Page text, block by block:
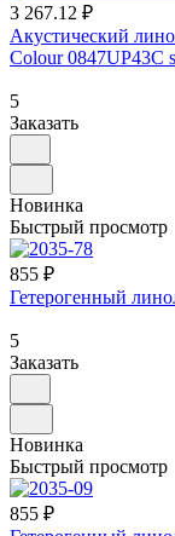
3 267.12 ₽
Акустический
Colour 0847UP43C
5
Заказать
Новинка
Быстрый просмотр
855 ₽
Гетерогенный
5
Заказать
Новинка
Быстрый просмотр
855 ₽